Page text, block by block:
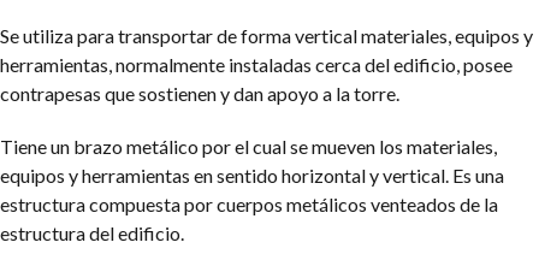
Se utiliza para transportar de forma vertical materiales, equipos y
herramientas, normalmente instaladas cerca del edificio, posee
contrapesas que sostienen y dan apoyo a la torre.
Tiene un brazo metálico por el cual se mueven los materiales,
equipos y herramientas en sentido horizontal y vertical. Es una
estructura compuesta por cuerpos metálicos venteados de la
estructura del edificio.